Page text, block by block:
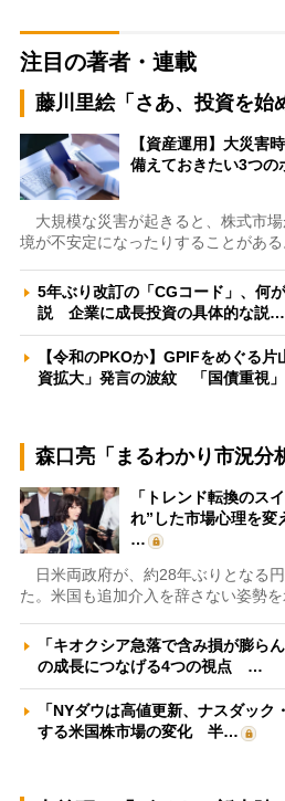
注目の著者・連載
藤川里絵「さあ、投資を始
【資産運用】大災害
備えておきたい3つ
大規模な災害が起きると、株式市
境が不安定になったりすることがある
5年ぶり改訂の「CGコード」、何
説 企業に成長投資の具体的な説…
【令和のPKOか】GPIFをめぐる
資拡大」発言の波紋 「国債重視
森口亮「まるわかり市況分
「トレンド転換のス
れ”した市場心理を変
…
日米両政府が、約28年ぶりとなる
た。米国も追加介入を辞さない姿勢
「キオクシア急落で含み損が膨ら
の成長につなげる4つの視点 …
「NYダウは高値更新、ナスダッ
する米国株市場の変化 半…